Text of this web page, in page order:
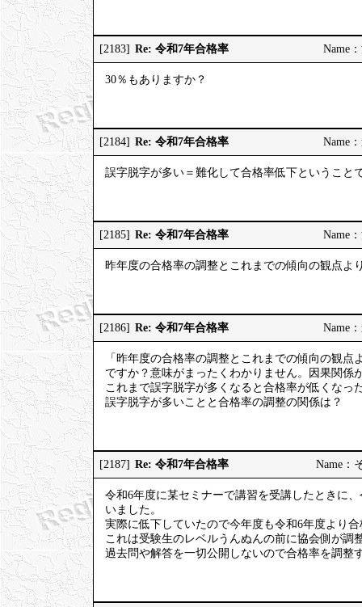
[2183] Re: 令和7年合格率 Name
30％もありますか？
[2184] Re: 令和7年合格率 Name
誤字脱字が多い＝難化して合格率低下ということ
[2185] Re: 令和7年合格率 Name
昨年度の合格率の調整とこれまでの傾向の観点よ
[2186] Re: 令和7年合格率 Name
「昨年度の合格率の調整とこれまでの傾向の観
ですか？意味がまったくわかりません。因果関係
これまで誤字脱字が多くなると合格率が低くなっ
誤字脱字が多いことと合格率の調整の関係は？
[2187] Re: 令和7年合格率 Name：
令和6年度に某セミナーで講習を受講したときに
いました。
実際に低下していたので今年度も令和6年度より
これは受験生のレベルうんぬんの前に協会側が調
過去問や解答を一切公開しないので合格率を調整